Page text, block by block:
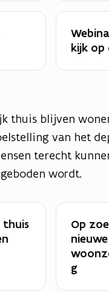
kijk op
thuis blijven
van het
terecht
wordt.
thuis
Op
g